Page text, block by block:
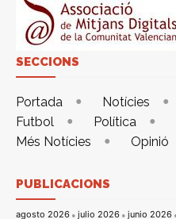
SECCIONS
Portada Notícies
Futbol
Política
Més Notícies
Opinió
PUBLICACIONS
agosto 2026 julio 2026 junio 2026